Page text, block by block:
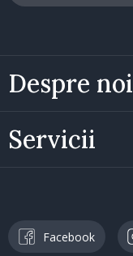
Despre noi
Servicii
Facebook